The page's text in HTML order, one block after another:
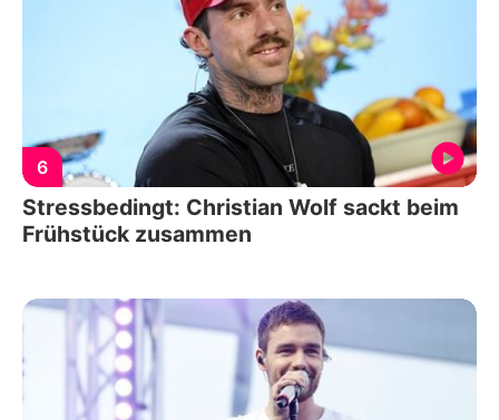
6
Stressbedingt: Christian Wolf sackt beim
Frühstück zusammen